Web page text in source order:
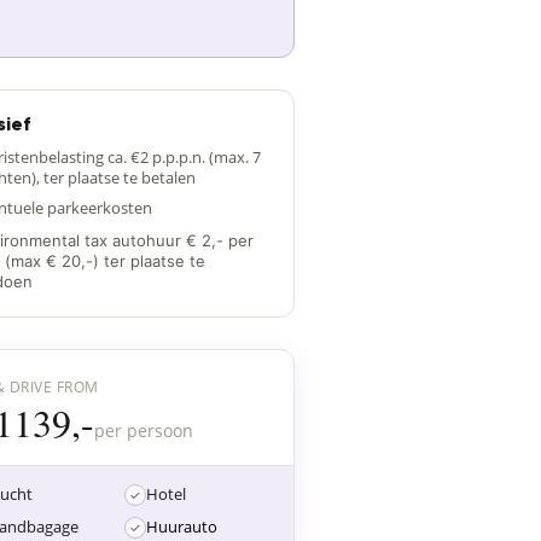
ca. €2 p.p.p.n. (max. 7
ter plaatse te betalen
parkeerkosten
tax autohuur € 2,- per
(max € 20,-) ter plaatse te
DRIVE FROM
per persoon
Hotel
Huurauto
,-